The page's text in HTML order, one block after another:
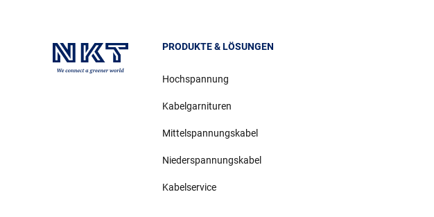
PRODUKTE & LÖSUNGEN
Hochspannung
Kabelgarnituren
Mittelspannungskabel
Niederspannungskabel
Kabelservice